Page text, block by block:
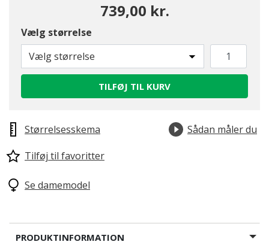
739,00 kr.
Vælg størrelse
Vælg størrelse
TILFØJ TIL KURV
Størrelsesskema
Sådan måler du
Tilføj til favoritter
Se damemodel
PRODUKTINFORMATION